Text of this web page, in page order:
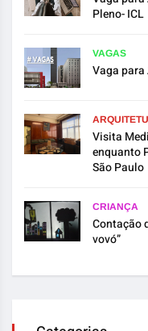
Pleno- ICL
VAGAS
Vaga para
Visita
enquanto
São Paulo
CRIANÇA
Contação
vovó”